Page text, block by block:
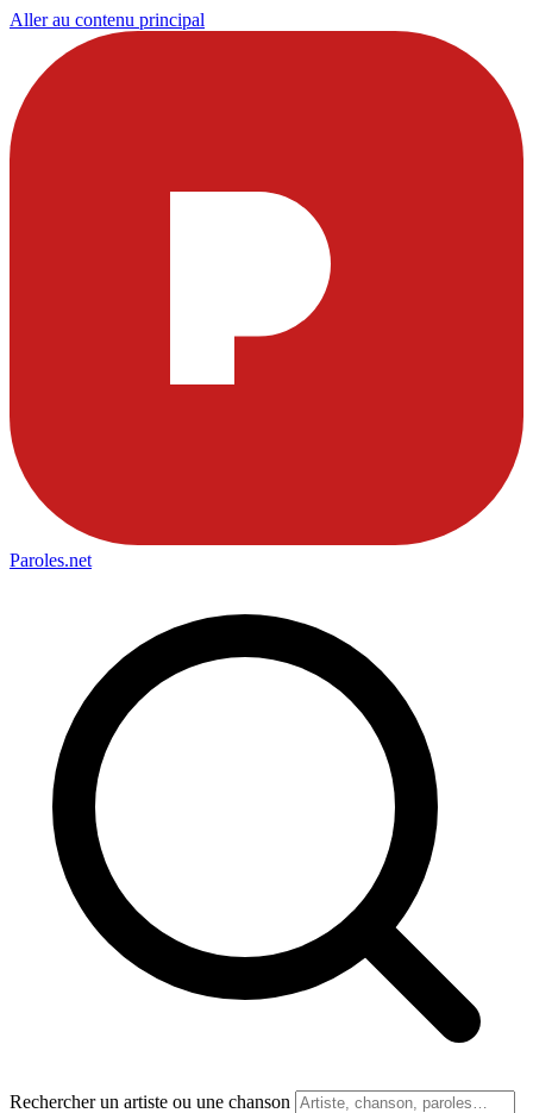
Aller au contenu principal
Paroles.net
Rechercher un artiste ou une chanson